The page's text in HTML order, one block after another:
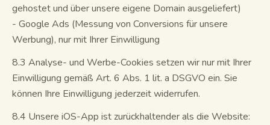
gehostet und über unsere eigene Domain ausgeliefert)
- Google Ads (Messung von Conversions für unsere
Werbung), nur mit Ihrer Einwilligung
8.3 Analyse- und Werbe-Cookies setzen wir nur mit Ihrer
Einwilligung gemäß Art. 6 Abs. 1 lit. a DSGVO ein. Sie
können Ihre Einwilligung jederzeit widerrufen.
8.4 Unsere iOS-App ist zurückhaltender als die Website: